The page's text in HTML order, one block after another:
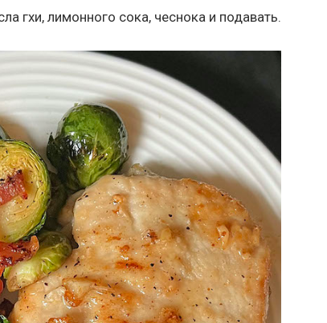
гхи, лимонного сока, чеснока и подавать.